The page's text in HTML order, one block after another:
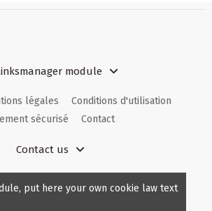
module
légales
Conditions d'utilisation
sécurisé
Contact
Contact us
put here your own cookie law text